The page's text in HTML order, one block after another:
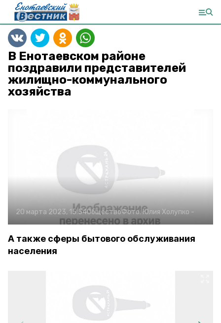
В Енотаевском районе
поздравили представителей
жилищно-коммунального
хозяйства
20 марта 2023, 15:54ОбществоФото:Юлия Холупко -
А также сферы бытового обслуживания
населения